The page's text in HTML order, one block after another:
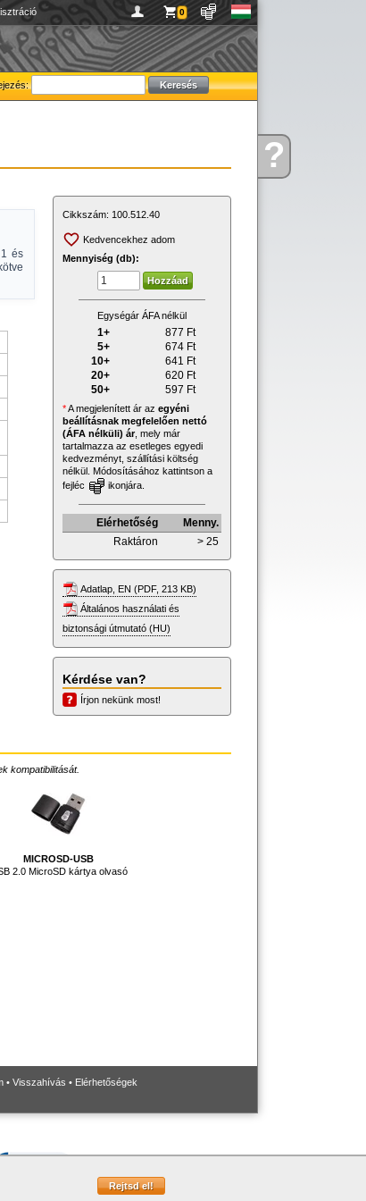
Kérdése
van
?
0
és
Cikkszám: 100.512.40
Kedvencekhez adom
Mennyiség (db):
Egységár ÁFA nélkül
1+ 877 Ft
5+
674 Ft
10+
641 Ft
20+
620 Ft
50+
597 Ft
*A megjelenített ár az egyéni
beállításnak megfelelően nettó
(ÁFA nélküli) ár, mely már
tartalmazza az esetleges egyedi
kedvezményt, szállítási költség
nélkül. Módosításához kattintson a
fejléc
ikonjára.
Elérhetőség
Menny.
Raktáron
> 25
Adatlap, EN (PDF, 213 KB)
Általános használati és
biztonsági útmutató (HU)
Kérdése van?
Írjon nekünk most!
kompatibilitását.
MICROSD-USB
2.0 MicroSD kártya olvasó
• Visszahívás • Elérhetőségek